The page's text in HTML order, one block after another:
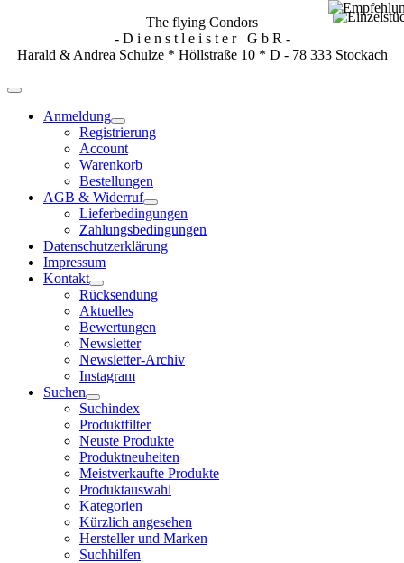
The flying Condors
- D i e n s t l e i s t e r G b R -
Harald & Andrea Schulze * Höllstraße 10 * D - 78 333 Stockach
Anmeldung
Registrierung
Account
Warenkorb
Bestellungen
AGB & Widerruf
Lieferbedingungen
Zahlungsbedingungen
Datenschutzerklärung
Impressum
Kontakt
Rücksendung
Aktuelles
Bewertungen
Newsletter
Newsletter-Archiv
Instagram
Suchen
Suchindex
Produktfilter
Neuste Produkte
Produktneuheiten
Meistverkaufte Produkte
Produktauswahl
Kategorien
Kürzlich angesehen
Hersteller und Marken
Suchhilfen